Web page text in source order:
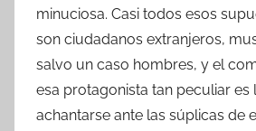
minuciosa. Casi todos esos
son ciudadanos extranjeros,
salvo un caso hombres, y el
esa protagonista tan peculiar es
achantarse ante las súplicas de